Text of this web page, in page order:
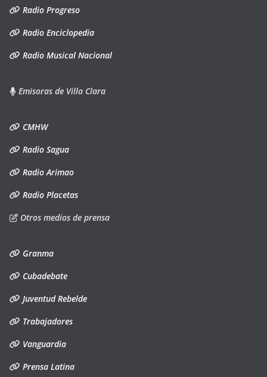
Radio Progreso
Radio Enciclopedia
Radio Musical Nacional
Emisoras de Villa Clara
CMHW
Radio Sagua
Radio Arimao
Radio Placetas
Otros medios de prensa
Granma
Cubadebate
Juventud Rebelde
Trabajadores
Vanguardia
Prensa Latina